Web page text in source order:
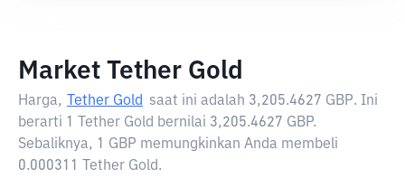
Market Tether Gold
Harga, Tether Gold saat ini adalah 3,205.4627 GBP. Ini
berarti 1 Tether Gold bernilai 3,205.4627 GBP.
Sebaliknya, 1 GBP memungkinkan Anda membeli
0.000311 Tether Gold.